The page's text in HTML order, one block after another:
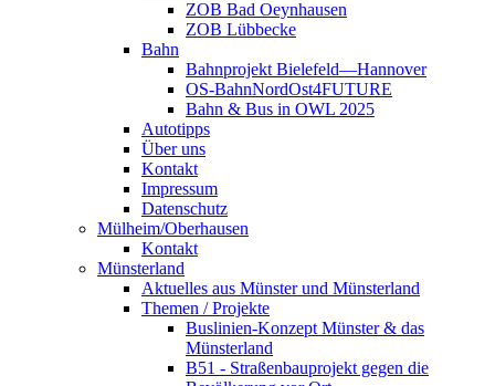
ZOB Bad Oeynhausen
ZOB Lübbecke
Bahn
Bahnprojekt Bielefeld—Hannover
OS-BahnNordOst4FUTURE
Bahn & Bus in OWL 2025
Autotipps
Über uns
Kontakt
Impressum
Datenschutz
Mülheim/Oberhausen
Kontakt
Münsterland
Aktuelles aus Münster und Münsterland
Themen / Projekte
Buslinien-Konzept Münster & das
Münsterland
B51 - Straßenbauprojekt gegen die